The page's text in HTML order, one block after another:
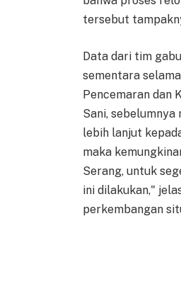
tersebut
Data dari tim
sementara
Pencemaran dan
Sani,
lebih lanjut
maka
Serang, untuk
ini dilakukan,"
perkembangan